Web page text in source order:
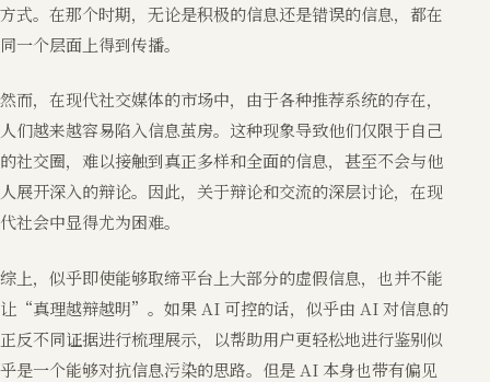
方式。在那个时期，无论是积极的信息还是错误的信息，都在
同一个层面上得到传播。
然而，在现代社交媒体的市场中，由于各种推荐系统的存在，
人们越来越容易陷入信息茧房。这种现象导致他们仅限于自己
的社交圈，难以接触到真正多样和全面的信息，甚至不会与他
人展开深入的辩论。因此，关于辩论和交流的深层讨论，在现
代社会中显得尤为困难。
综上，似乎即使能够取缔平台上大部分的虚假信息，也并不能
让“真理越辩越明”。如果 AI 可控的话，似乎由 AI 对信息的
正反不同证据进行梳理展示，以帮助用户更轻松地进行鉴别似
乎是一个能够对抗信息污染的思路。但是 AI 本身也带有偏见